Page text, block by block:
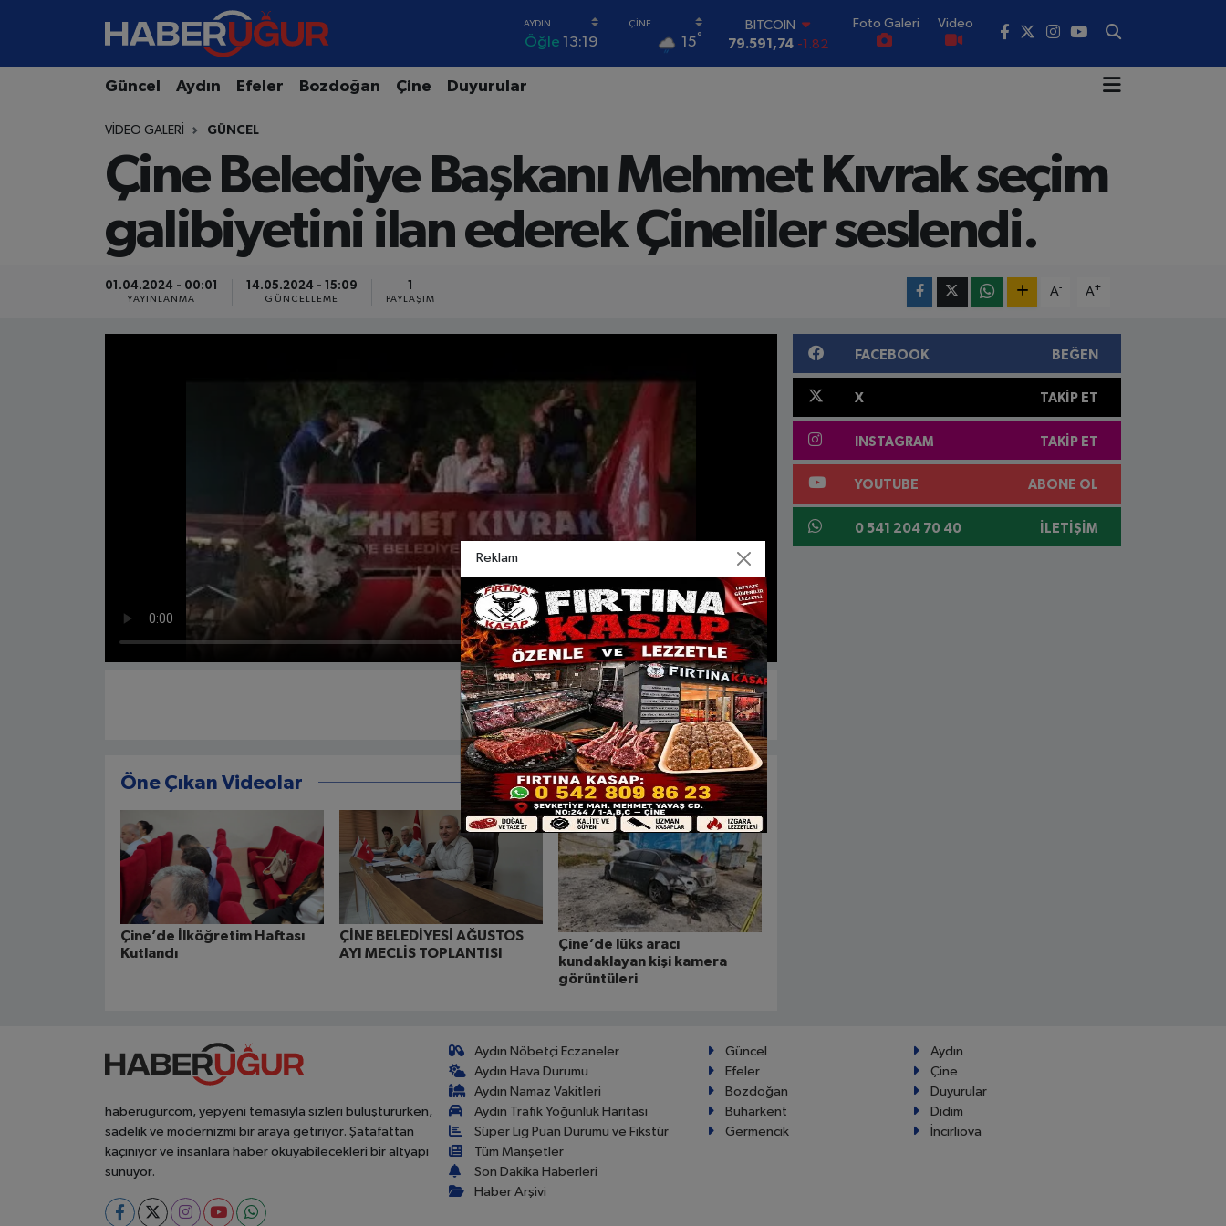
Öğle 13:19 15°
BITCOIN
79.591,74 -1.82
0.18
G.ALTIN
6862,09000 0.19
BİST100
14.598,00
0
Foto Galeri Video
Güncel Aydın Efeler Bozdoğan Çine Duyurular
VIDEO GALERI GÜNCEL
Çine Belediye Başkanı Mehmet Kıvrak seçim
galibiyetini ilan ederek Çineliler seslendi.
01.04.2024 - 00:01
YAYINLANMA
14.05.2024 - 15:09
GÜNCELLEME
1
PAYLAŞIM
A- A+
Öne Çıkan Videolar
Çine’de İlköğretim Haftası
Kutlandı
ÇİNE BELEDİYESİ AĞUSTOS
AYI MECLİS TOPLANTISI
Çine’de lüks aracı
kundaklayan kişi kamera
görüntüleri
FACEBOOK BEĞEN
X TAKIP ET
INSTAGRAM TAKIP ET
YOUTUBE ABONE OL
0 541 204 70 40 İLETIŞIM
haberugurcom, yepyeni temasıyla sizleri buluştururken,
sadelik ve modernizmi bir araya getiriyor. Şatafattan
kaçınıyor ve insanlara haber okuyabilecekleri bir altyapı
sunuyor.
Aydın Nöbetçi Eczaneler
Aydın Hava Durumu
Aydın Namaz Vakitleri
Aydın Trafik Yoğunluk Haritası
Süper Lig Puan Durumu ve Fikstür
Tüm Manşetler
Son Dakika Haberleri
Haber Arşivi
Güncel
Aydın
Efeler
Çine
Bozdoğan
Duyurular
Buharkent
Didim
Germencik
İncirliova
Aydın Nöbetçi Eczaneler
Aydın Namaz Vakitleri
Aydın Trafik Yoğunluk Haritası
Süper Lig Puan Durumu ve Fikstür
Tüm Manşetler
Reklam